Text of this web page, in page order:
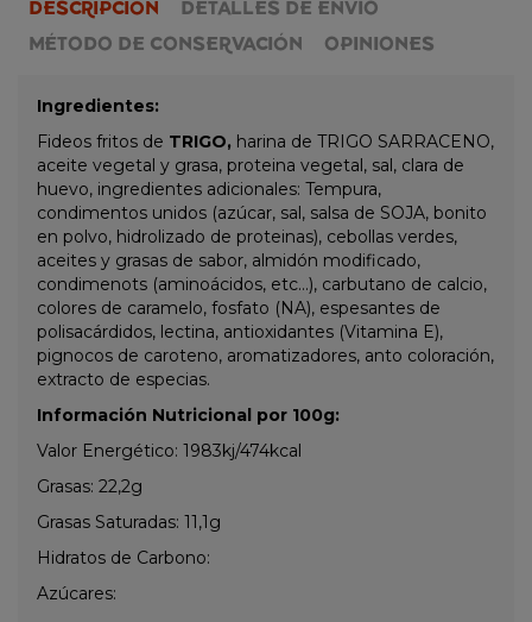
DESCRIPCIÓN
DETALLES DE ENVÍO
MÉTODO DE CONSERVACIÓN
OPINIONES
Ingredientes:
Fideos fritos de TRIGO, harina de TRIGO SARRACENO,
aceite vegetal y grasa, proteina vegetal, sal, clara de
huevo, ingredientes adicionales: Tempura,
condimentos unidos (azúcar, sal, salsa de SOJA, bonito
en polvo, hidrolizado de proteinas), cebollas verdes,
aceites y grasas de sabor, almidón modificado,
condimenots (aminoácidos, etc...), carbutano de calcio,
colores de caramelo, fosfato (NA), espesantes de
polisacárdidos, lectina, antioxidantes (Vitamina E),
pignocos de caroteno, aromatizadores, anto coloración,
extracto de especias.
Información Nutricional por 100g:
Valor Energético: 1983kj/474kcal
Grasas: 22,2g
Grasas Saturadas: 11,1g
Hidratos de Carbono:
Azúcares: